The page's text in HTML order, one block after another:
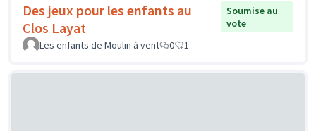
Des jeux pour les enfants au
Clos Layat
Soumise au
vote
Les enfants de Moulin à vent
0 1